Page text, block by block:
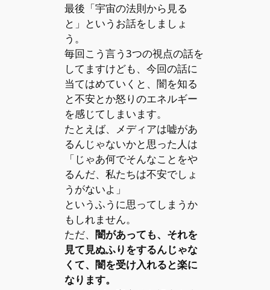
最後「宇宙の法則から見る
と」というお話をしましょ
う。
毎回こう言う3つの視点の話を
してますけども、今回の話に
当てはめていくと、闇を知る
と不安とか怒りのエネルギー
を感じてしまいます。
たとえば、メディアは嘘があ
るんじゃないかと思った人は
「じゃあ何でそんなことをや
るんだ、私たちは不安でしょ
うがないよ」
というふうに思ってしまうか
もしれません。
ただ、闇があっても、それを
見て見ぬふりをするんじゃな
くて、闇を受け入れると楽に
なります。